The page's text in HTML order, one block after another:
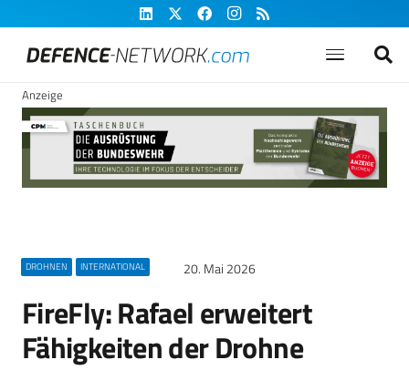
Anzeige
DROHNEN INTERNATIONAL 20. Mai 2026
FireFly: Rafael erweitert
Fähigkeiten der Drohne